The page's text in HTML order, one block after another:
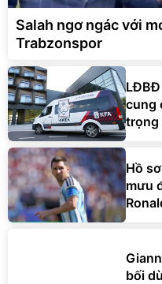
Salah ngơ ngác với
Trabzonspor
LĐBĐ
cung
trọng
Hồ
mưu
bối